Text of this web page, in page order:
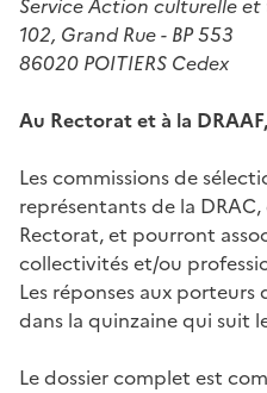
102, Grand Rue - BP 553
86020 POITIERS Cedex
Au Rectorat et à la
Les commissions de
représentants de la
Rectorat, et pourront
collectivités et/ou
Les réponses aux
dans la quinzaine qui suit
Le dossier complet est